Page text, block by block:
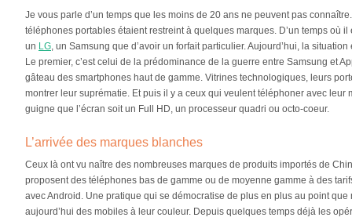
Je vous parle d’un temps que les moins de 20 ans ne peuvent pas
téléphones portables étaient restreint à quelques marques. D’un temps où il
un LG, un Samsung que d’avoir un forfait particulier. Aujourd’hui, la
Le premier, c’est celui de la prédominance de la guerre entre Samsung et
gâteau des smartphones haut de gamme. Vitrines technologiques, leurs
montrer leur suprématie. Et puis il y a ceux qui veulent téléphoner avec leur
guigne que l’écran soit un Full HD, un processeur quadri ou octo-coeur.
L’arrivée des marques blanches
Ceux là ont vu naître des nombreuses marques de produits importés de
proposent des téléphones bas de gamme ou de moyenne gamme à des
avec Android. Une pratique qui se démocratise de plus en plus au point
aujourd’hui des mobiles à leur couleur. Depuis quelques temps déjà les